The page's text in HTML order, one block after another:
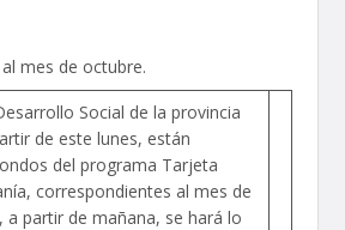
mes de octubre.
Social de la provincia
de este lunes, están
del programa Tarjeta
correspondientes al mes de
a partir de mañana, se hará lo